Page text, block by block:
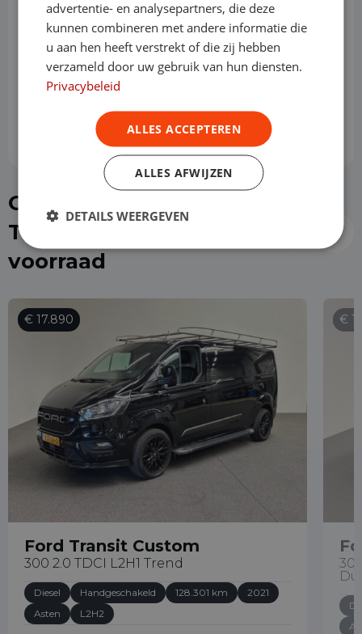
Slottermijn
€ 788,20
Of kies direct een Ford
Transit Custom uit de
voorraad
€ 17.890
Ford Transit Custom
300 2.0 TDCI L2H1 Trend
Diesel Handgeschakeld 128.301 km
2021
Asten
L2H2
€
advertentie- en analysepartners, die deze
kunnen combineren met andere informatie die
u aan hen heeft verstrekt of die zij hebben
verzameld door uw gebruik van hun diensten.
Privacybeleid
ALLES ACCEPTEREN
ALLES AFWIJZEN
DETAILS WEERGEVEN